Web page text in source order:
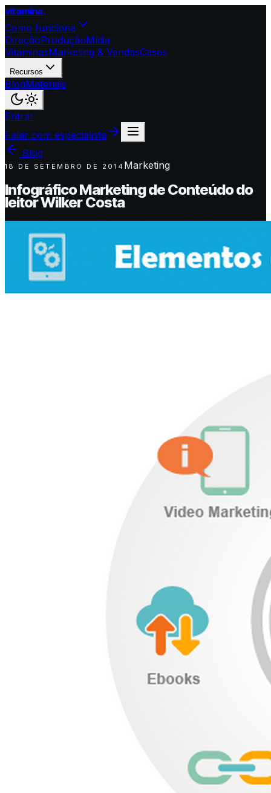
vitamina.
Como funciona
DireçãoProduçãoMídia
VitaminasMarketing & VendasCases
Recursos
BlogMateriais
Entrar
Falar com especialista
Blog
18 DE SETEMBRO DE 2014 Marketing
Infográfico Marketing de Conteúdo do
leitor Wilker Costa